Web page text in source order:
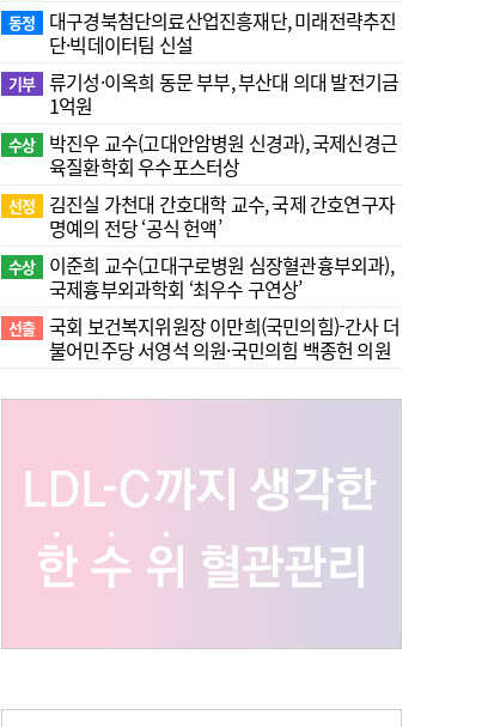
동정
대구경북첨단의료산업진흥재단, 미래전략추진
단·빅데이터팀 신설
기부 류기성·이옥희 동문 부부, 부산대 의대 발전기금
1억원
수상
박진우 교수(고대안암병원 신경과), 국제신경근
육질환학회 우수포스터상
선정
김진실 가천대 간호대학 교수, 국제 간호연구자
명예의 전당 ‘공식 헌액’
수상
이준희 교수(고대구로병원 심장혈관흉부외과),
국제흉부외과학회 ‘최우수 구연상’
선출 국회 보건복지위원장 이만희(국민의힘)-간사 더
불어민주당 서영석 의원·국민의힘 백종헌 의원